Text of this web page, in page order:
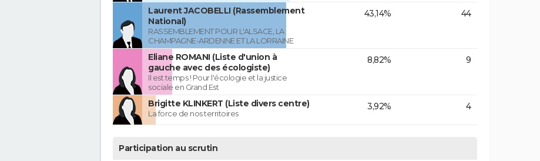
Laurent JACOBELLI (Rassemblement
National)
RASSEMBLEMENT POUR L'ALSACE, LA
CHAMPAGNE-ARDENNE ET LA LORRAINE
43,14% 44
Eliane ROMANI (Liste d'union à
gauche avec des écologiste)
Il est temps ! Pour l'écologie et la justice
sociale en Grand Est
8,82% 9
Brigitte KLINKERT (Liste divers centre)
La force de nos territoires
3,92% 4
Participation au scrutin